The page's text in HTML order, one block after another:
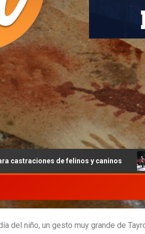
de felinos y caninos Cultura
del niño, un gesto muy grande de